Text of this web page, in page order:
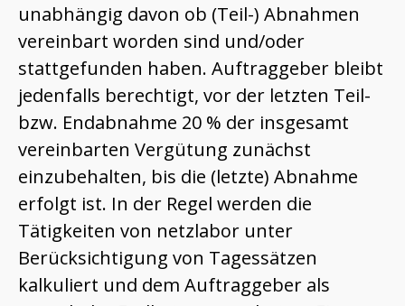
unabhängig davon ob (Teil-) Abnahmen
vereinbart worden sind und/oder
stattgefunden haben. Auftraggeber bleibt
jedenfalls berechtigt, vor der letzten Teil-
bzw. Endabnahme 20 % der insgesamt
vereinbarten Vergütung zunächst
einzubehalten, bis die (letzte) Abnahme
erfolgt ist. In der Regel werden die
Tätigkeiten von netzlabor unter
Berücksichtigung von Tagessätzen
kalkuliert und dem Auftraggeber als